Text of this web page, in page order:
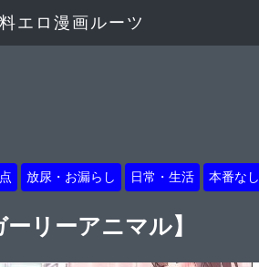
エロ漫画ルーツ
放尿・お漏らし 日常・生活 本番なし
リーアニマル】